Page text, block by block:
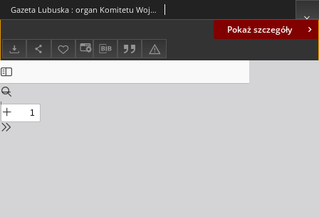
Pokaż szczegóły
Gazeta Lubuska : organ Komitetu Wojewódzkiego Polskiej Zjednoczonej Partii Robotniczej R. II Nr 111 (25 kwietnia 1949). - Wyd. ABCDE